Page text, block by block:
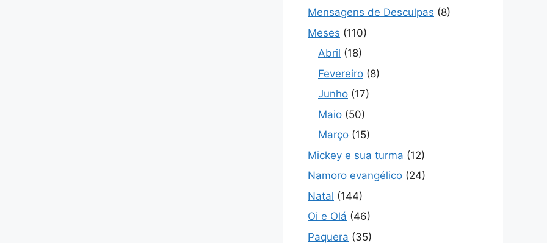
Mensagens de Desculpas (8)
Meses (110)
Abril (18)
Fevereiro (8)
Junho (17)
Maio (50)
Março (15)
Mickey e sua turma (12)
Namoro evangélico (24)
Natal (144)
Oi e Olá (46)
Paquera (35)